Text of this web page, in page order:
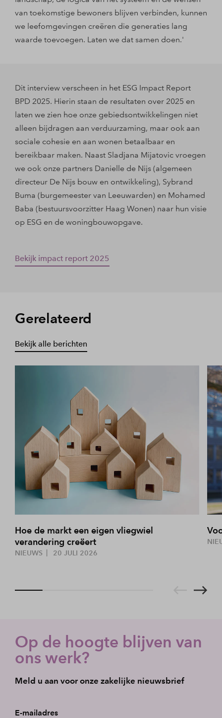
van toekomstige bewoners blijven verbinden, kunnen
we leefomgevingen creëren die generaties lang
waarde toevoegen. Laten we dat samen doen.'
Dit interview verscheen in het ESG Impact Report
BPD 2025. Hierin staan de resultaten over 2025 en
laten we zien hoe onze gebiedsontwikkelingen niet
alleen bijdragen aan verduurzaming, maar ook aan
sociale cohesie en aan wonen betaalbaar en
bereikbaar maken. Naast Sladjana Mijatovic vroegen
we ook onze partners Danielle de Nijs (algemeen
directeur De Nijs bouw en ontwikkeling), Sybrand
Buma (burgemeester van Leeuwarden) en Mohamed
Baba (bestuursvoorzitter Haag Wonen) naar hun visie
op ESG en de woningbouwopgave.
Bekijk impact report 2025
Gerelateerd
Bekijk alle berichten
Hoe de markt een eigen vliegwiel
verandering creëert
NIEUWS 20 JULI 2026
Op de hoogte blijven van
ons werk?
Meld u aan voor onze zakelijke nieuwsbrief
E-mailadres